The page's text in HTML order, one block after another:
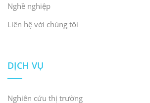
Nghề nghiệp
Liên hệ với chúng tôi
DỊCH VỤ
Nghiên cứu thị trường